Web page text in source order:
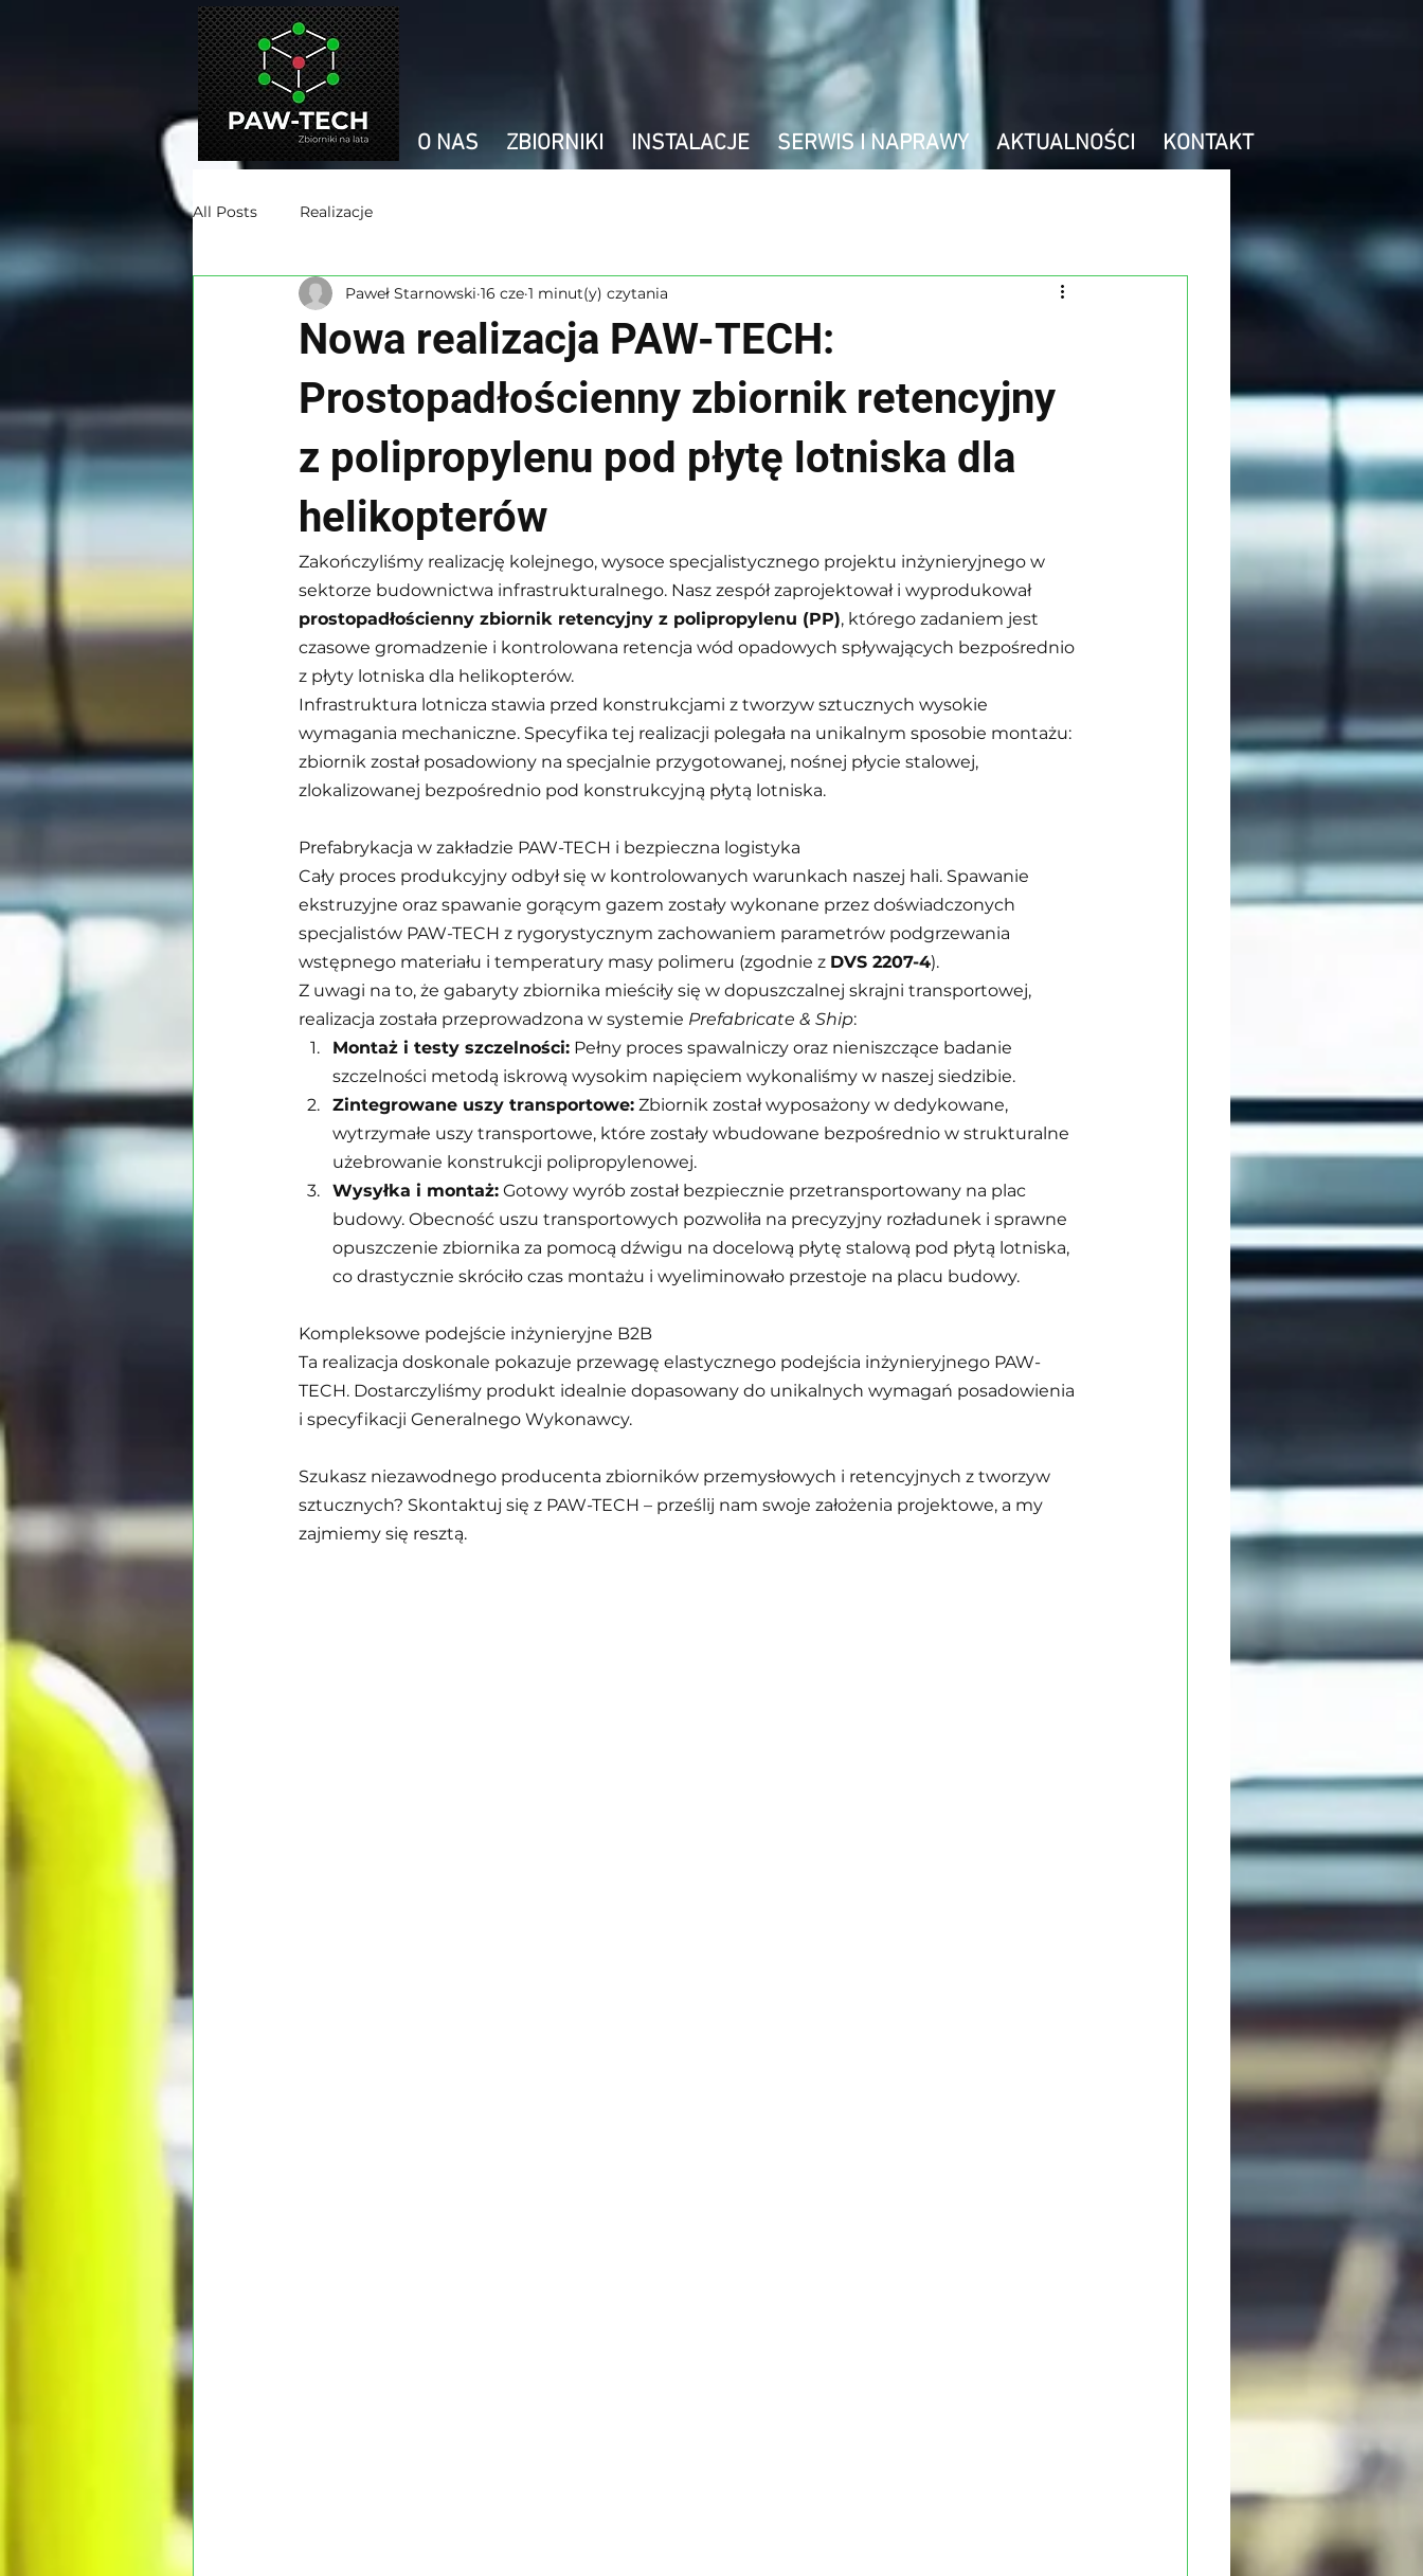
O NAS ZBIORNIKI INSTALACJE SERWIS I NAPRAWY AKTUALNOŚCI KONTAKT
All Posts Realizacje
Nowa realizacja PAW-TECH:
Prostopadłościenny zbiornik retencyjny
z polipropylenu pod płytę lotniska dla
helikopterów
Paweł Starnowski 16 cze 1 minut(y) czytania
Zakończyliśmy realizację kolejnego, wysoce specjalistycznego projektu inżynieryjnego w
sektorze budownictwa infrastrukturalnego. Nasz zespół zaprojektował i wyprodukował
prostopadłościenny zbiornik retencyjny z polipropylenu (PP), którego zadaniem jest
czasowe gromadzenie i kontrolowana retencja wód opadowych spływających bezpośrednio
z płyty lotniska dla helikopterów.
Infrastruktura lotnicza stawia przed konstrukcjami z tworzyw sztucznych wysokie
wymagania mechaniczne. Specyfika tej realizacji polegała na unikalnym sposobie montażu:
zbiornik został posadowiony na specjalnie przygotowanej, nośnej płycie stalowej,
zlokalizowanej bezpośrednio pod konstrukcyjną płytą lotniska.
Prefabrykacja w zakładzie PAW-TECH i bezpieczna logistyka
Cały proces produkcyjny odbył się w kontrolowanych warunkach naszej hali. Spawanie
ekstruzyjne oraz spawanie gorącym gazem zostały wykonane przez doświadczonych
specjalistów PAW-TECH z rygorystycznym zachowaniem parametrów podgrzewania
wstępnego materiału i temperatury masy polimeru (zgodnie z DVS 2207-4).
Z uwagi na to, że gabaryty zbiornika mieściły się w dopuszczalnej skrajni transportowej,
realizacja została przeprowadzona w systemie Prefabricate & Ship:
Montaż i testy szczelności: Pełny proces spawalniczy oraz nieniszczące badanie
szczelności metodą iskrową wysokim napięciem wykonaliśmy w naszej siedzibie.
Zintegrowane uszy transportowe: Zbiornik został wyposażony w dedykowane,
wytrzymałe uszy transportowe, które zostały wbudowane bezpośrednio w strukturalne
użebrowanie konstrukcji polipropylenowej.
Wysyłka i montaż: Gotowy wyrób został bezpiecznie przetransportowany na plac
budowy. Obecność uszu transportowych pozwoliła na precyzyjny rozładunek i sprawne
opuszczenie zbiornika za pomocą dźwigu na docelową płytę stalową pod płytą lotniska,
co drastycznie skróciło czas montażu i wyeliminowało przestoje na placu budowy.
Kompleksowe podejście inżynieryjne B2B
Ta realizacja doskonale pokazuje przewagę elastycznego podejścia inżynieryjnego PAW-
TECH. Dostarczyliśmy produkt idealnie dopasowany do unikalnych wymagań posadowienia
i specyfikacji Generalnego Wykonawcy.
Szukasz niezawodnego producenta zbiorników przemysłowych i retencyjnych z tworzyw
sztucznych? Skontaktuj się z PAW-TECH – prześlij nam swoje założenia projektowe, a my
zajmiemy się resztą.